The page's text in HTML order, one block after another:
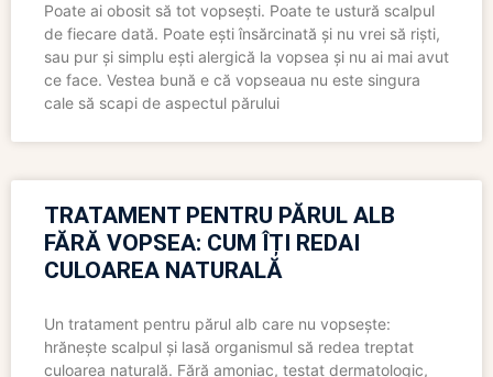
Poate ai obosit să tot vopsești. Poate te ustură scalpul
de fiecare dată. Poate ești însărcinată și nu vrei să riști,
sau pur și simplu ești alergică la vopsea și nu ai mai avut
ce face. Vestea bună e că vopseaua nu este singura
cale să scapi de aspectul părului
TRATAMENT PENTRU PĂRUL ALB
FĂRĂ VOPSEA: CUM ÎȚI REDAI
CULOAREA NATURALĂ
Un tratament pentru părul alb care nu vopsește:
hrănește scalpul și lasă organismul să redea treptat
culoarea naturală. Fără amoniac, testat dermatologic,